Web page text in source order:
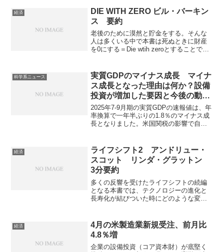
経済
DIE WITH ZERO ビル・バーキン
ス 要約
老後のために漠然と貯金をする。そんな
人は多くいる中で本書は死ぬときに財産
を0にする＝Die wtih zeroとすることで人
するのではなく経験にお金を使い思い出
で作る重要性、考え方、方法は多く書か
れいています。
科学系ニュース
実質GDPのマイナス成長 マイナ
ス成長となった理由は何か？設備
投資が増加した要因と今後の動向
はどうなるのか？
2025年7-9月期の実質GDPの速報値は、年
率換算で一年半ぶりの1.8％のマイナス成
長となりました。米国関税の影響で自動
主因です。今後の見通しや設備投資の状
況を知ることができます。
経済
ライフシフト2 アンドリュー・
スコット リンダ・グラットン
3分要約
多くの反響を受けたライフシフトの続編
となる本書では、テクノロジーの進化と
長寿化が結びついた時にどのような変化
拓者になっていくべきかが書かれてい
る。
経済
4月の米製造業新規受注、前月比
4.8％増
企業の設備投資（コア資本財）が底堅く